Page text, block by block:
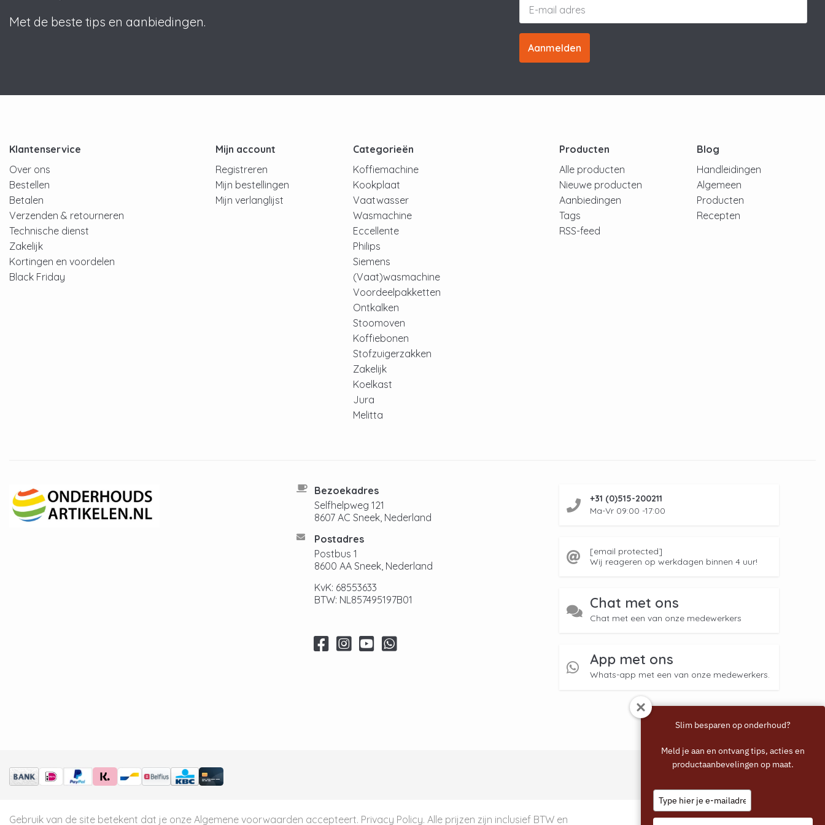
Met de beste tips en aanbiedingen.
Aanmelden
Klantenservice
Over ons
Bestellen
Betalen
Verzenden & retourneren
Technische dienst
Zakelijk
Kortingen en voordelen
Black Friday
Mijn account
Registreren
Mijn bestellingen
Mijn verlanglijst
Categorieën
Koffiemachine
Kookplaat
Vaatwasser
Wasmachine
Eccellente
Philips
Siemens
(Vaat)wasmachine
Voordeelpakketten
Ontkalken
Stoomoven
Koffiebonen
Stofzuigerzakken
Zakelijk
Koelkast
Jura
Melitta
Producten
Alle producten
Nieuwe producten
Aanbiedingen
Tags
RSS-feed
Blog
Handleidingen
Algemeen
Producten
Recepten
Bezoekadres
Selfhelpweg 121
8607 AC Sneek, Nederland
Postadres
Postbus 1
8600 AA Sneek, Nederland
KvK: 68553633
BTW: NL857495197B01
+31 (0)515-200211
Ma-Vr 09:00 -17:00
[email protected]
Wij reageren op werkdagen binnen 4 uur!
Chat met ons
Chat met een van onze medewerkers
App met ons
Whats-app met een van onze medewerkers.
Gebruik van de site betekent dat je onze Algemene voorwaarden accepteert. Privacy Policy. Alle prijzen zijn inclusief BTW en
Slim besparen op onderhoud?
Meld je aan en ontvang tips, acties en
productaanbevelingen op maat.
your
email